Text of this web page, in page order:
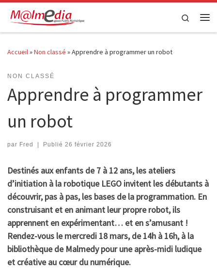
Passer au contenu
Search
Accueil»Non classé »Apprendre à programmer un robot
NON CLASSÉ
Apprendre à programmer
un robot
par Fred | Publié 26 février 2026
Destinés aux enfants de 7 à 12 ans, les ateliers
d’initiation à la robotique LEGO invitent les débutants à
découvrir, pas à pas, les bases de la programmation. En
construisant et en animant leur propre robot, ils
apprennent en expérimentant… et en s’amusant !
Rendez-vous le mercredi 18 mars, de 14h à 16h, à la
bibliothèque de Malmedy pour une après-midi ludique
et créative au cœur du numérique.